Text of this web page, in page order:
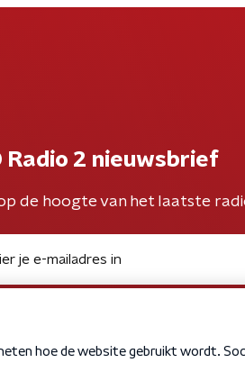
Radio 2 nieuwsbrief
de hoogte van het laatste